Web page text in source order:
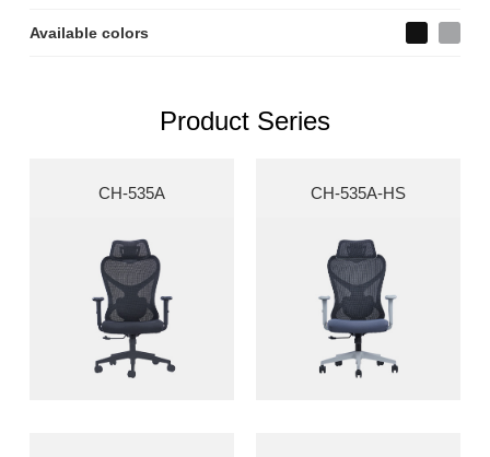
Available colors
Product Series
CH-535A CH-535A-HS